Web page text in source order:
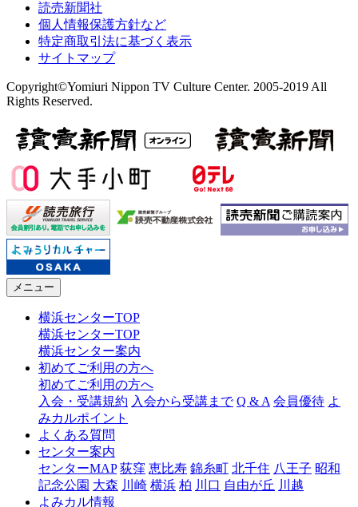
読売新聞社
個人情報保護方針など
特定商取引法に基づく表示
サイトマップ
Copyright©Yomiuri Nippon TV Culture Center. 2005-2019 All
Rights Reserved.
メニュー
横浜センターTOP
横浜センターTOP
横浜センター案内
初めてご利用の方へ
初めてご利用の方へ
入会・受講規約 入会から受講まで Q & A 会員優待 よ
みカルポイント
よくある質問
センター案内
センターMAP 荻窪 恵比寿 錦糸町 北千住 八王子 昭和
記念公園 大森 川崎 横浜 柏 川口 自由が丘 川越
よみカル情報